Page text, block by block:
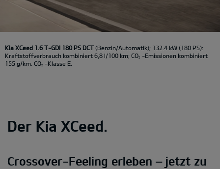
Kia XCeed 1.6 T-GDI 180 PS DCT (Benzin/Automatik); 132.4 kW (180 PS):
Kraftstoffverbrauch kombiniert 6,8 l/100 km; CO2
-Emissionen kombiniert
155 g/km. CO2 -Klasse E.
Der Kia XCeed.
Crossover-Feeling erleben – jetzt zu